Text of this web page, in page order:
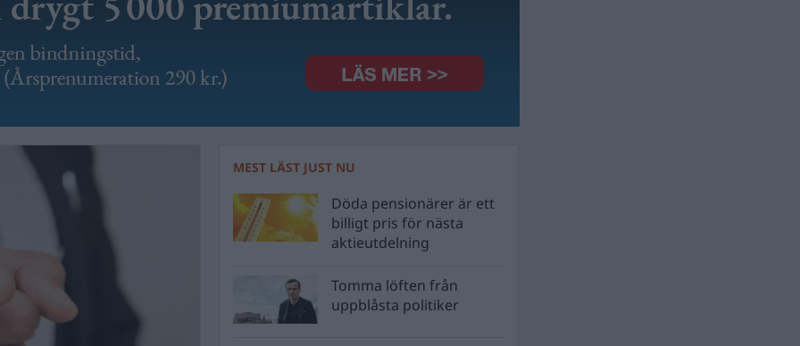
MEST LÄST JUST NU
Döda pensionärer är ett
billigt pris för nästa
aktieutdelning
Tomma löften från
uppblåsta politiker